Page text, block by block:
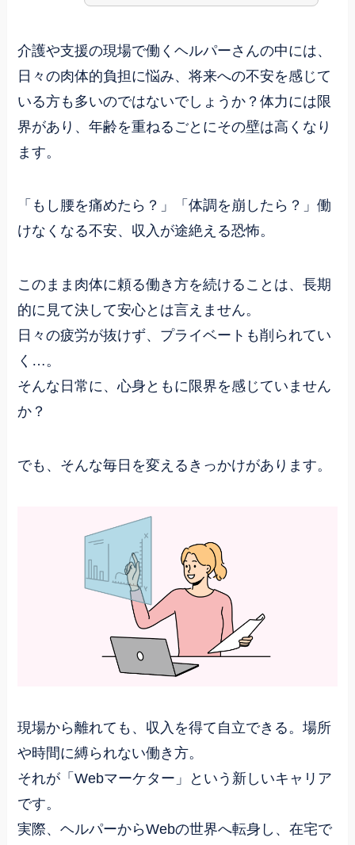
介護や支援の現場で働くヘルパーさんの中には、
日々の肉体的負担に悩み、将来への不安を感じて
いる方も多いのではないでしょうか？体力には限
界があり、年齢を重ねるごとにその壁は高くなり
ます。
「もし腰を痛めたら？」「体調を崩したら？」働
けなくなる不安、収入が途絶える恐怖。
このまま肉体に頼る働き方を続けることは、長期
的に見て決して安心とは言えません。
日々の疲労が抜けず、プライベートも削られてい
く…。
そんな日常に、心身ともに限界を感じていません
か？
でも、そんな毎日を変えるきっかけがあります。
現場から離れても、収入を得て自立できる。場所
や時間に縛られない働き方。
それが「Webマーケター」という新しいキャリア
です。
実際、ヘルパーからWebの世界へ転身し、在宅で